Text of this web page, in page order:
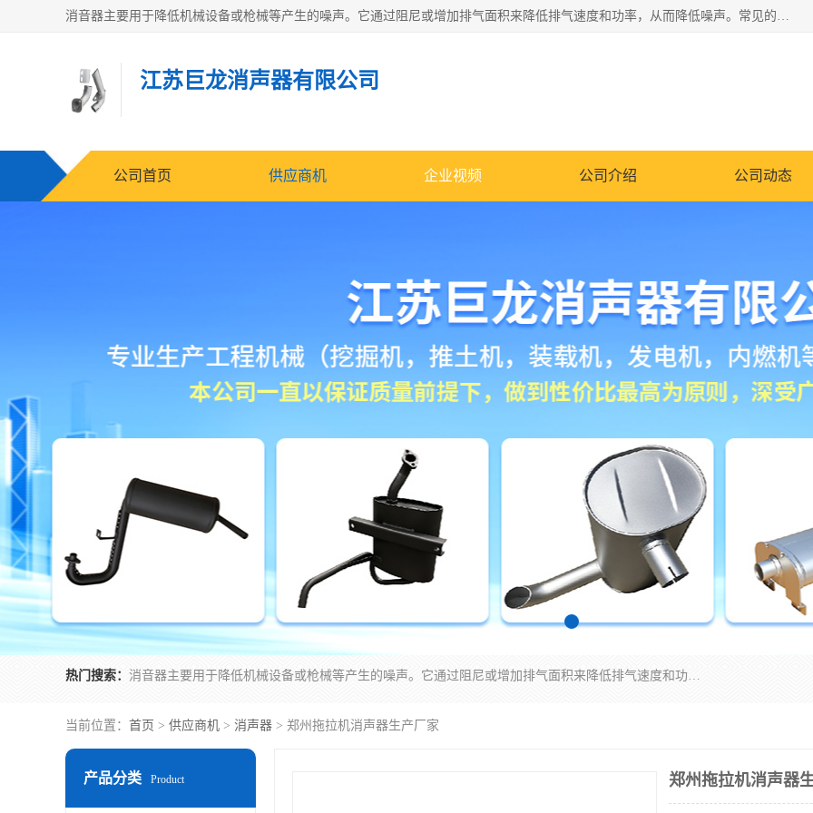
消音器主要用于降低机械设备或枪械等产生的噪声。它通过阻尼或增加排气面积来降低排气速度和功率，从而降低噪声。常见的消音器类型包括阻性消声器、抗性消声器、共振消声器以及阻抗复合式消声器等。这些消音器各有特点，适用于不同频率的噪声消除。
江苏巨龙消声器有限公司
公司首页 供应商机 企业视频 公司介绍 公司动态
热门搜索： 消音器主要用于降低机械设备或枪械等产生的噪声。它通过阻尼或增加排气面积来降低排气速度和功率，从而降低噪声。常见的消音器类型包括阻性消声器、抗性消声器、共振消声器以及阻抗复合式消声器等。这些消音器各有特点，适用于不同频率的噪声消除。
当前位置： 首页 > 供应商机 > 消声器 > 郑州拖拉机消声器生产厂家
产品分类 Product 郑州拖拉机消声器